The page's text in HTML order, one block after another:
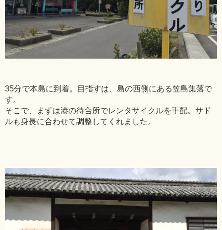
35分で本島に到着。目指すは、島の西側にある笠島集落で
す。
そこで、まずは港の待合所でレンタサイクルを手配。サド
ルも身長に合わせて調整してくれました。